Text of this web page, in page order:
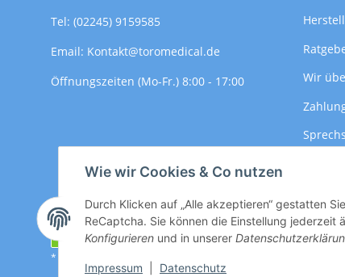
Wie wir Cookies & Co nutzen
Durch Klicken auf „Alle akzeptieren“ gestatten
ReCaptcha. Sie können die Einstellung
Konfigurieren und in unserer
Impressum Datenschutz
Tel: (02245) 9159585
Email: Kontakt@toromedical.de
Öffnungszeiten (Mo-Fr.) 8:00 - 17:00
Wir
Vertrag widerrufen
* Alle Preise zzgl. gesetzlicher USt., zzgl.